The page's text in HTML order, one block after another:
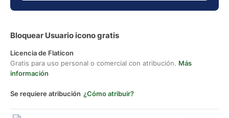
Bloquear Usuario icono gratis
Licencia de Flaticon
Gratis para uso personal o comercial con atribución. Más
información
Se requiere atribución ¿Cómo atribuir?